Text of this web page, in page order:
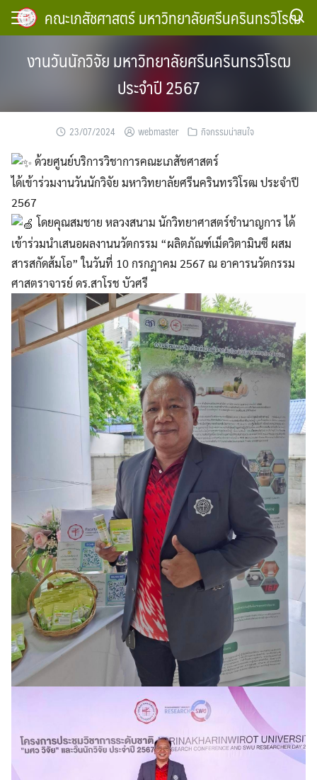
Skip
คณะเภสัชศาสตร์ มหาวิทยาลัยศรีนครินทรวิโรฒ
งานวันนักวิจัย มหาวิทยาลัยศรีนครินทรวิโรฒ
ประจำปี 2567
23/07/2024 webmaster กิจกรรมน่าสนใจ
ด้วยศูนย์บริการวิชาการคณะเภสัชศาสตร์
ได้เข้าร่วมงานวันนักวิจัย มหาวิทยาลัยศรีนครินทรวิโรฒ ประจำปี
2567
โดยคุณสมชาย หลวงสนาม นักวิทยาศาสตร์ชำนาญการ ได้
เข้าร่วมนำเสนอผลงานนวัตกรรม “ผลิตภัณฑ์เม็ดวิตามินซี ผสม
สารสกัดส้มโอ” ในวันที่ 10 กรกฎาคม 2567 ณ อาคารนวัตกรรม
ศาสตราจารย์ ดร.สาโรช บัวศรี